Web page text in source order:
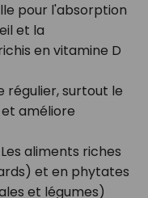
pour l'absorption
et la
en vitamine D
régulier, surtout le
améliore
aliments riches
et en phytates
et légumes)